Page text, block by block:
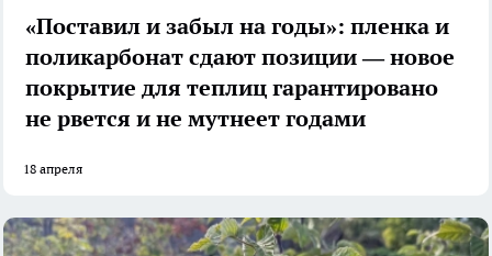
«Поставил и забыл на годы»: пленка и
поликарбонат сдают позиции — новое
покрытие для теплиц гарантировано
не рвется и не мутнеет годами
18 апреля